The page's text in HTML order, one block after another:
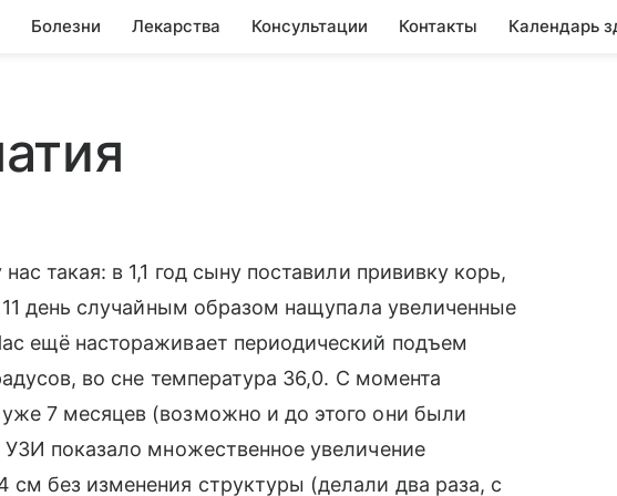
Болезни Лекарства Консультации Контакты Календарь
такая: в 1,1 год сыну поставили прививку корь,
11 день случайным образом нащупала увеличенные
ещё настораживает периодический подъем
во сне температура 36,0. С момента
7 месяцев (возможно и до этого они были
показало множественное увеличение
без изменения структуры (делали два раза, с